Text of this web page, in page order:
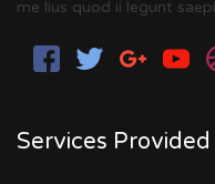
me lius quod ii legunt
Services Provided